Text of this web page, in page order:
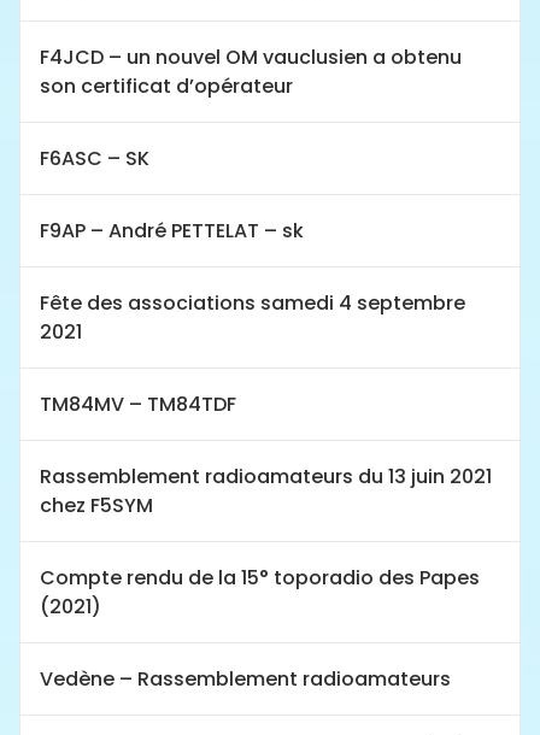
F4JCD – un nouvel OM vauclusien a obtenu
son certificat d’opérateur
F6ASC – SK
F9AP – André PETTELAT – sk
Fête des associations samedi 4 septembre
2021
TM84MV – TM84TDF
Rassemblement radioamateurs du 13 juin 2021
chez F5SYM
Compte rendu de la 15° toporadio des Papes
(2021)
Vedène – Rassemblement radioamateurs